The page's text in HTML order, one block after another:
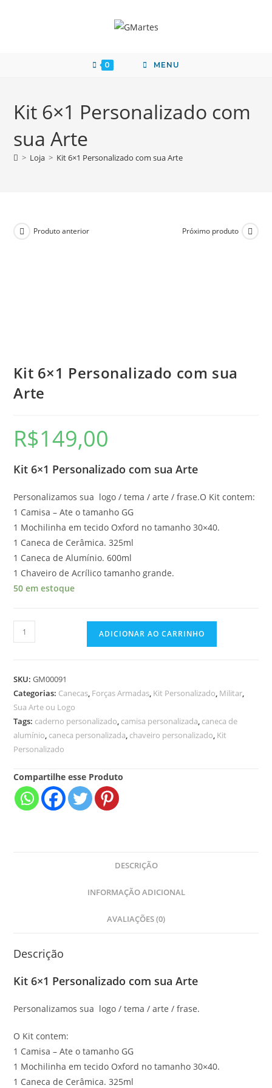
0 MENU
Kit 6×1 Personalizado com
sua Arte
> Loja > Kit 6×1 Personalizado com sua Arte
Produto anterior Próximo produto
Kit 6×1 Personalizado com sua
Arte
R$149,00
Kit 6×1 Personalizado com sua Arte
Personalizamos sua logo / tema / arte / frase.O Kit contem:
1 Camisa – Ate o tamanho GG
1 Mochilinha em tecido Oxford no tamanho 30×40.
1 Caneca de Cerâmica. 325ml
1 Caneca de Alumínio. 600ml
1 Chaveiro de Acrílico tamanho grande.
50 em estoque
ADICIONAR AO CARRINHO
SKU:GM00091
Categorias: Canecas, Forças Armadas, Kit Personalizado, Militar,
Sua Arte ou Logo
Tags: caderno personalizado, camisa personalizada, caneca de
alumínio, caneca personalizada, chaveiro personalizado, Kit
Personalizado
Compartilhe esse Produto
DESCRIÇÃO
INFORMAÇÃO ADICIONAL
AVALIAÇÕES (0)
Descrição
Kit 6×1 Personalizado com sua Arte
Personalizamos sua logo / tema / arte / frase.
O Kit contem:
1 Camisa – Ate o tamanho GG
1 Mochilinha em tecido Oxford no tamanho 30×40.
1 Caneca de Cerâmica. 325ml